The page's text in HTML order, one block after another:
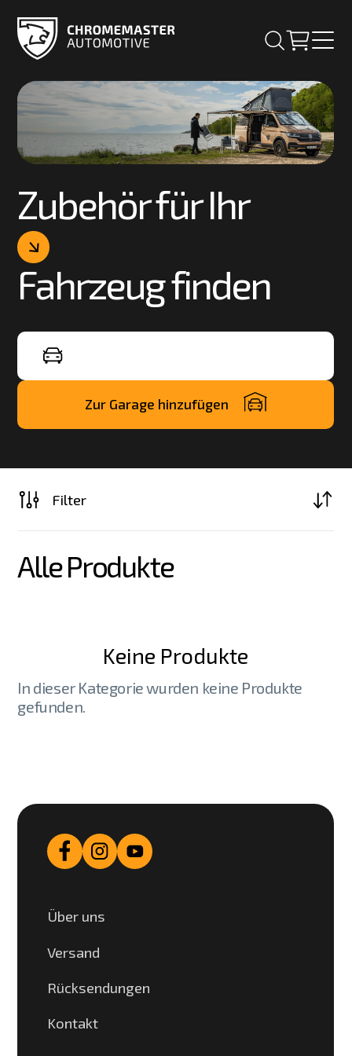
Zubehör für Ihr
Fahrzeug finden
Zur Garage hinzufügen
Filter
Alle Produkte
Keine Produkte
In dieser Kategorie wurden keine Produkte
gefunden.
Über uns
Versand
Rücksendungen
Kontakt